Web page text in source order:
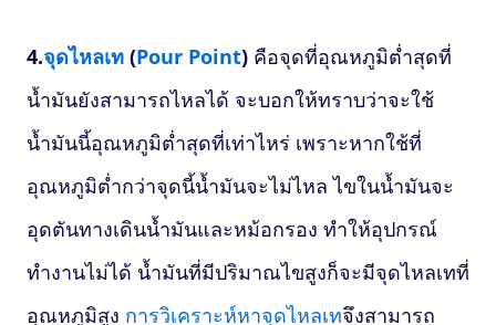
4.จุดไหลเท (Pour Point) คือจุดที่อุณหภูมิต่ำสุดที่
น้ำมันยังสามารถไหลได้ จะบอกให้ทราบว่าจะใช้
น้ำมันนี้อุณหภูมิต่ำสุดที่เท่าไหร่ เพราะหากใช้ที่
อุณหภูมิต่ำกว่าจุดนี้น้ำมันจะไม่ไหล ไขในน้ำมันจะ
อุดตันทางเดินน้ำมันและหม้อกรอง ทำให้อุปกรณ์
ทำงานไม่ได้ น้ำมันที่มีปริมาณไขสูงก็จะมีจุดไหลเทที่
อุณหภูมิสูง การวิเคราะห์หาจุดไหลเทจึงสามารถ